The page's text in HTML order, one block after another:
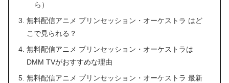
ら）
無料配信アニメ プリンセッション・オーケストラ はど
こで見られる？
無料配信アニメ プリンセッション・オーケストラは
DMM TVがおすすめな理由
無料配信アニメ プリンセッション・オーケストラ 最新